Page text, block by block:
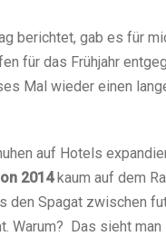
berichtet, gab es für
für das Frühjahr
Mal wieder einen
auf Hotels
2014kaum auf dem
den Spagat zwischen
Warum? Das sieht